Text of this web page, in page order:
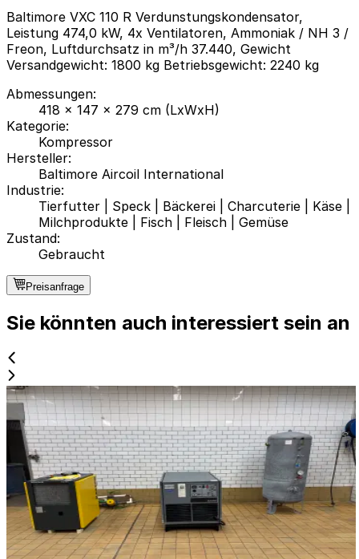
Baltimore VXC 110 R Verdunstungskondensator,
Leistung 474,0 kW, 4x Ventilatoren, Ammoniak / NH 3 /
Freon, Luftdurchsatz in m³/h 37.440, Gewicht
Versandgewicht: 1800 kg Betriebsgewicht: 2240 kg
Abmessungen:
418 x 147 x 279 cm (LxWxH)
Kategorie:
Kompressor
Hersteller:
Baltimore Aircoil International
Industrie:
Tierfutter
Speck Bäckerei Charcuterie Käse
Milchprodukte
Fisch Fleisch
Gemüse
Zustand:
Gebraucht
Preisanfrage
Sie könnten auch interessiert sein an
Gebraucht
ATLAS COPCO GA-22 + KAESERTC 44
ID NR3282
110 x 78 x 97 cm + 77 x 67 x 100 cm.
Atlas Copco GA 22 Schraubenluftkompressor mit Kaiser
TC 44 Drucklufttrockner.
.